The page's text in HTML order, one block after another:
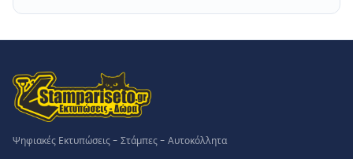
Ψηφιακές Εκτυπώσεις - Στάμπες - Αυτοκόλλητα